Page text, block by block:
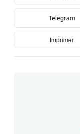
Telegram
Imprimer